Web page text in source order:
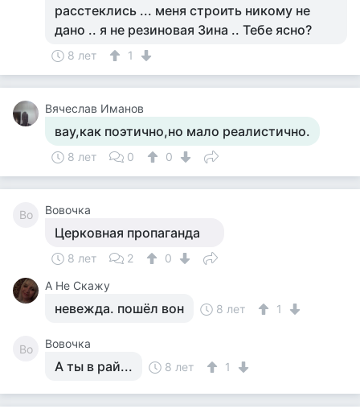
расстеклись ... меня строить никому не
дано .. я не резиновая Зина .. Тебе ясно?
8 лет 1
Вячеслав Иманов
вау,как поэтично,но мало реалистично.
8 лет 0 0
Во Вовочка
Церковная пропаганда
8 лет 2
0
А Не Скажу
невежда. пошёл вон 8 лет 1
Во Вовочка
А ты в рай... 8 лет 1